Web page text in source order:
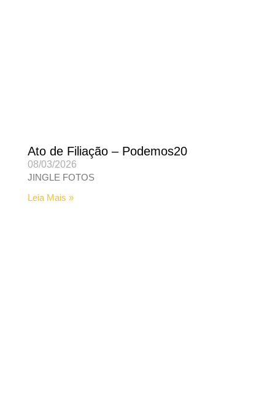
Ato de Filiação – Podemos20
08/03/2026
JINGLE FOTOS
Leia Mais »